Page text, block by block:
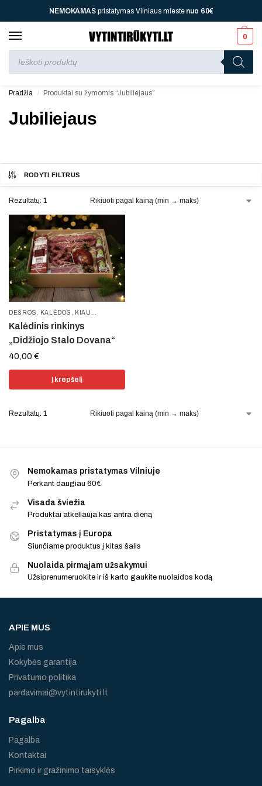
NEMOKAMASpristatymas Vilniaus miestenuo 60€
0
Perkant nuo70 € jūsų laukia viena dovana, nuo dvi, nuo
150 €
Pradžia / Produktai su žymomis “Jubiliejaus”
Jubiliejaus
RODYTI FILTRUS
Rezultatų: 1
DEŠROS, KALĖDOS , KIAULIENA
Kalėdinis rinkinys
„Didžiojo Stalo Dovana“
40,00 €
Į krepšelį
Rezultatų: 1
Nemokamas pristatymas Vilniuje
Perkant daugiau 60€
Visada šviežia
Produktai atkeliauja kas antra dieną
Pristatymas į Europa
Siunčiame produktus į kitas šalis
Nuolaida pirmąjam užsakymui
Užsiprenumeruokite ir iš karto gaukite nuolaidos kodą
APIE MUS
Apie mus
Kokybės garantija
Privatumo politika
pardavimai@vytintirukyti.lt
Pagalba
Pagalba
Kontaktai
Pirkimo ir gražinimo taisyklės